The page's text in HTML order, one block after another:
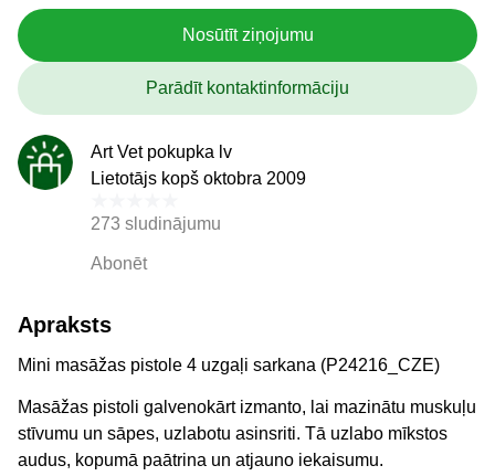
Nosūtīt ziņojumu
Parādīt kontaktinformāciju
Art Vet pokupka lv
Lietotājs kopš oktobra 2009
273 sludinājumu
Abonēt
Apraksts
Mini masāžas pistole 4 uzgaļi sarkana (P24216_CZE)
Masāžas pistoli galvenokārt izmanto, lai mazinātu muskuļu
stīvumu un sāpes, uzlabotu asinsriti. Tā uzlabo mīkstos
audus, kopumā paātrina un atjauno iekaisumu.